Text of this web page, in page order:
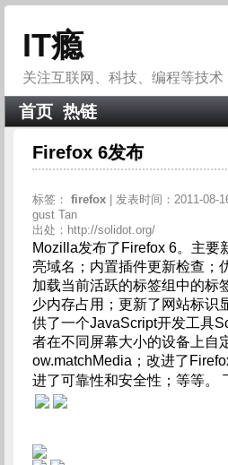
IT瘾
关注互联网、科技、编程等技术
首页 热链
Firefox 6发布
标签： firefox
| 发表时间：2011-
gust Tan
出处：http://solidot.org/
Mozilla发布了Firefox 6。主要
亮域名；内置插件更新检查；
加载当前活跃的标签组中的标
少内存占用；更新了网站标识
供了一个JavaScript开发工具
者在不同屏幕大小的设备上自
ow.matchMedia；改进了
进了可靠性和安全性；等等。